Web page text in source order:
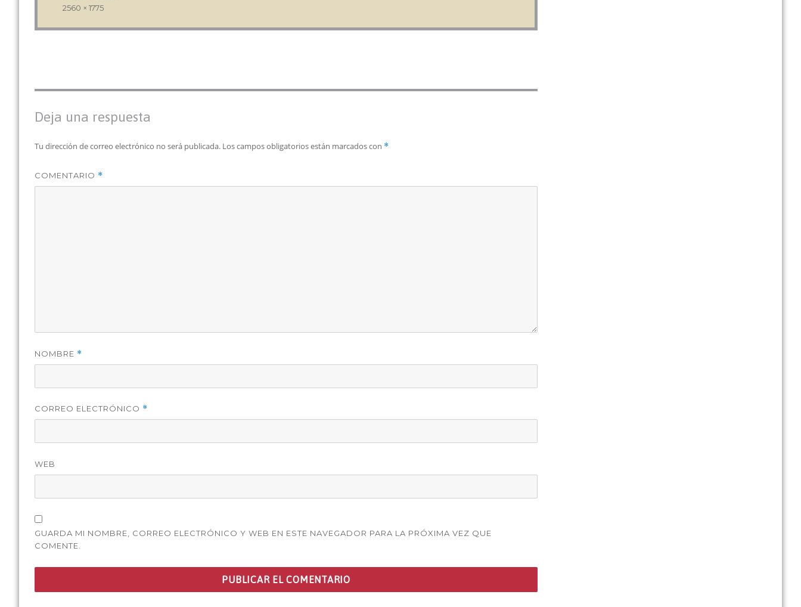
el
Tamaño
2560 × 1775
Deja una respuesta
Tu dirección de correo electrónico no será publicada. Los campos obligatorios están marcados con *
COMENTARIO *
NOMBRE *
CORREO ELECTRÓNICO *
WEB
GUARDA MI NOMBRE, CORREO ELECTRÓNICO Y WEB EN ESTE NAVEGADOR PARA LA PRÓXIMA VEZ QUE
COMENTE.